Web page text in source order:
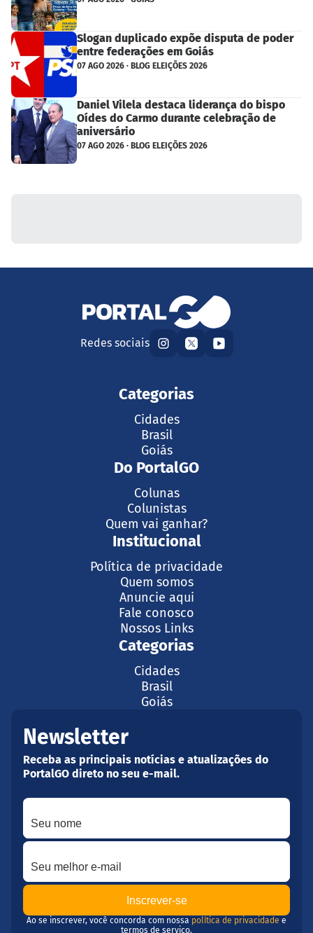
Slogan duplicado expõe disputa de poder
entre federações em Goiás
07 AGO 2026 · BLOG ELEIÇÕES 2026
Daniel Vilela destaca liderança do bispo
Oídes do Carmo durante celebração de
aniversário
07 AGO 2026 · BLOG ELEIÇÕES 2026
Redes sociais
Categorias
Cidades
Brasil
Goiás
Do PortalGO
Colunas
Colunistas
Quem vai ganhar?
Institucional
Política de privacidade
Quem somos
Anuncie aqui
Fale conosco
Nossos Links
Categorias
Cidades
Brasil
Goiás
Newsletter
Receba as principais notícias e atualizações do
PortalGO direto no seu e-mail.
Seu nome
Seu melhor e-mail
Ao se inscrever, você concorda com nossa política de privacidade e
termos de serviço.